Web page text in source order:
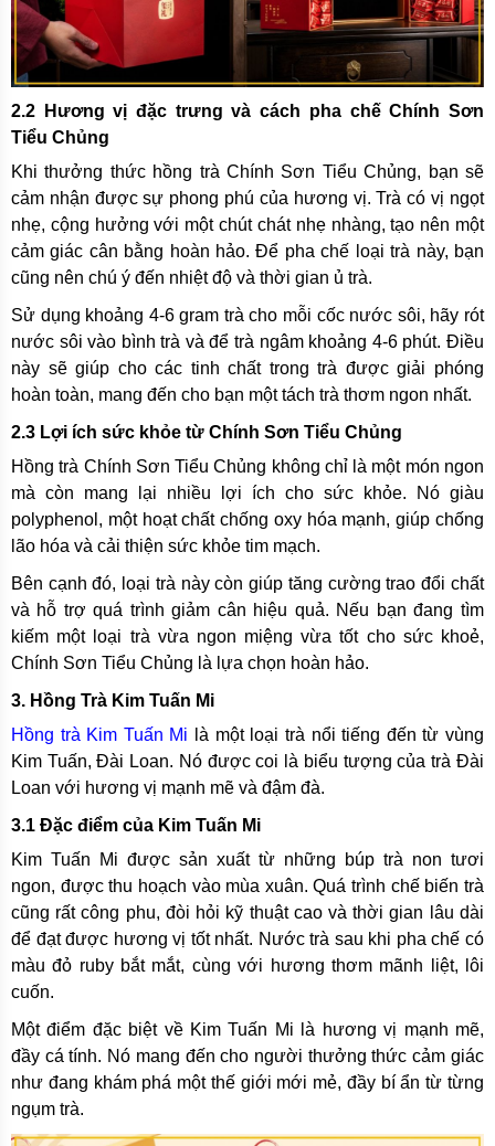
2.2 Hương vị đặc trưng và cách pha chế Chính Sơn
Tiểu Chủng
Khi thưởng thức hồng trà Chính Sơn Tiểu Chủng, bạn sẽ
cảm nhận được sự phong phú của hương vị. Trà có vị ngọt
nhẹ, cộng hưởng với một chút chát nhẹ nhàng, tạo nên một
cảm giác cân bằng hoàn hảo. Để pha chế loại trà này, bạn
cũng nên chú ý đến nhiệt độ và thời gian ủ trà.
Sử dụng khoảng 4-6 gram trà cho mỗi cốc nước sôi, hãy rót
nước sôi vào bình trà và để trà ngâm khoảng 4-6 phút. Điều
này sẽ giúp cho các tinh chất trong trà được giải phóng
hoàn toàn, mang đến cho bạn một tách trà thơm ngon nhất.
2.3 Lợi ích sức khỏe từ Chính Sơn Tiểu Chủng
Hồng trà Chính Sơn Tiểu Chủng không chỉ là một món ngon
mà còn mang lại nhiều lợi ích cho sức khỏe. Nó giàu
polyphenol, một hoạt chất chống oxy hóa mạnh, giúp chống
lão hóa và cải thiện sức khỏe tim mạch.
Bên cạnh đó, loại trà này còn giúp tăng cường trao đổi chất
và hỗ trợ quá trình giảm cân hiệu quả. Nếu bạn đang tìm
kiếm một loại trà vừa ngon miệng vừa tốt cho sức khoẻ,
Chính Sơn Tiểu Chủng là lựa chọn hoàn hảo.
3. Hồng Trà Kim Tuấn Mi
Hồng trà Kim Tuấn Mi là một loại trà nổi tiếng đến từ vùng
Kim Tuấn, Đài Loan. Nó được coi là biểu tượng của trà Đài
Loan với hương vị mạnh mẽ và đậm đà.
3.1 Đặc điểm của Kim Tuấn Mi
Kim Tuấn Mi được sản xuất từ những búp trà non tươi
ngon, được thu hoạch vào mùa xuân. Quá trình chế biến trà
cũng rất công phu, đòi hỏi kỹ thuật cao và thời gian lâu dài
để đạt được hương vị tốt nhất. Nước trà sau khi pha chế có
màu đỏ ruby bắt mắt, cùng với hương thơm mãnh liệt, lôi
cuốn.
Một điểm đặc biệt về Kim Tuấn Mi là hương vị mạnh mẽ,
đầy cá tính. Nó mang đến cho người thưởng thức cảm giác
như đang khám phá một thế giới mới mẻ, đầy bí ẩn từ từng
ngụm trà.